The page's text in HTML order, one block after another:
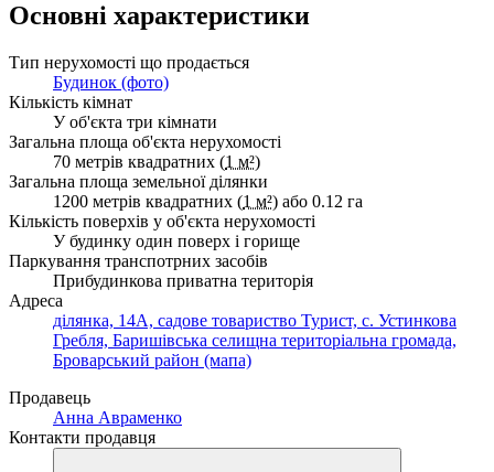
Основні характеристики
Тип нерухомості що продається
Будинок (фото)
Кількість кімнат
У об'єкта три кімнати
Загальна площа об'єкта нерухомості
70 метрів квадратних (1 м²)
Загальна площа земельної ділянки
1200 метрів квадратних (1 м²) або 0.12 га
Кількість поверхів у об'єкта нерухомості
У будинку один поверх і горище
Паркування транспотрних засобів
Прибудинкова приватна територія
Адреса
ділянка, 14А, садове товариство Турист, с. Устинкова
Гребля, Баришівська селищна територіальна громада,
Броварський район (мапа)
Продавець
Анна Авраменко
Контакти продавця